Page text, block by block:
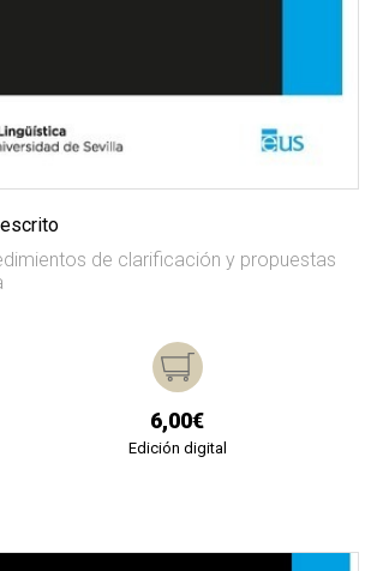
de clarificación y propuestas
6,00€
Edición digital